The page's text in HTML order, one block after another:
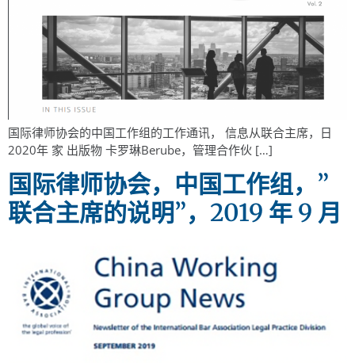
国际律师协会的中国工作组的工作通讯， 信息从联合主席，日
2020年 家 出版物 卡罗琳Berube，管理合作伙 […]
国际律师协会，中国工作组，”
联合主席的说明”，2019 年 9 月